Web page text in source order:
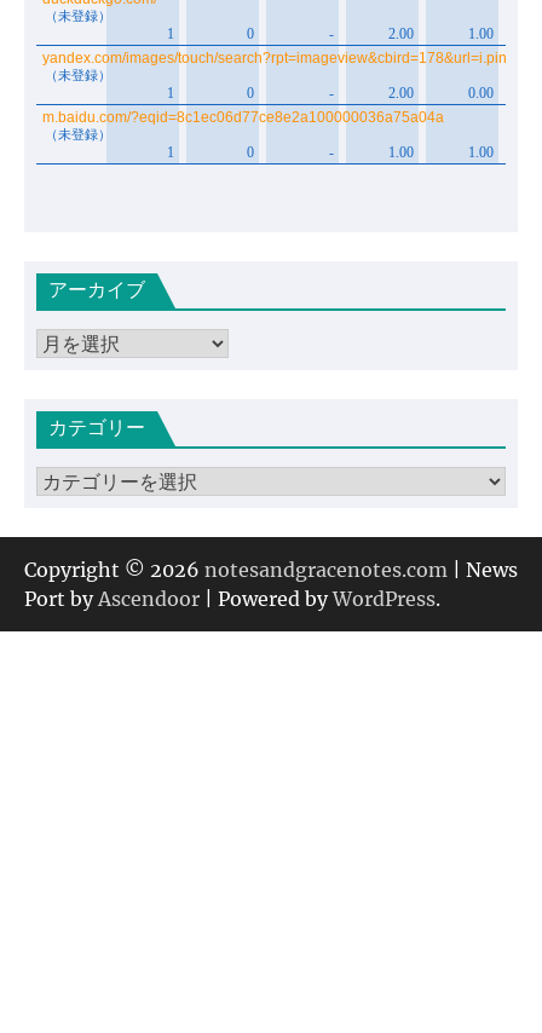
アーカイブ
ア
イカテゴリー
カ
ゴ
リ
ー
Copyright © 2026 notesandgracenotes.com | News
Port by Ascendoor | Powered byWordPress.